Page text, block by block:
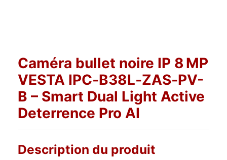
Caméra bullet noire IP 8 MP
VESTA IPC‑B38L‑ZAS‑PV-
B – Smart Dual Light Active
Deterrence Pro AI
Description du produit